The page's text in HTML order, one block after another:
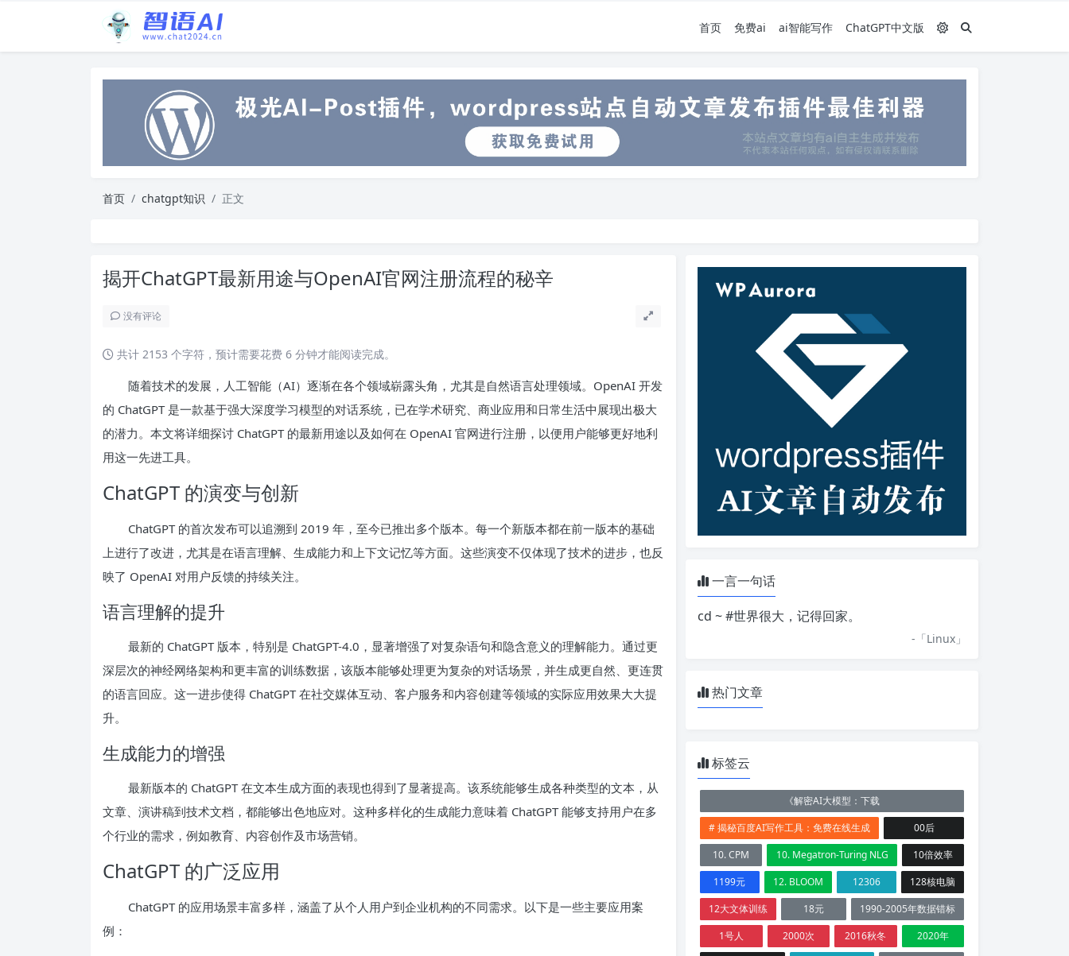
首页 免费ai ai智能写作 ChatGPT中文版
首页 chatgpt知识 正文
揭开ChatGPT最新用途与OpenAI官网注册流程的秘辛
没有评论
共计 2153 个字符，预计需要花费 6 分钟才能阅读完成。
随着技术的发展，人工智能（AI）逐渐在各个领域崭露头角，尤其是自然语言处理领域。OpenAI 开发
的 ChatGPT 是一款基于强大深度学习模型的对话系统，已在学术研究、商业应用和日常生活中展现出极大
的潜力。本文将详细探讨 ChatGPT 的最新用途以及如何在 OpenAI 官网进行注册，以便用户能够更好地利
用这一先进工具。
ChatGPT 的演变与创新
ChatGPT 的首次发布可以追溯到 2019 年，至今已推出多个版本。每一个新版本都在前一版本的基础
上进行了改进，尤其是在语言理解、生成能力和上下文记忆等方面。这些演变不仅体现了技术的进步，也反
映了 OpenAI 对用户反馈的持续关注。
语言理解的提升
最新的 ChatGPT 版本，特别是 ChatGPT-4.0，显著增强了对复杂语句和隐含意义的理解能力。通过更
深层次的神经网络架构和更丰富的训练数据，该版本能够处理更为复杂的对话场景，并生成更自然、更连贯
的语言回应。这一进步使得 ChatGPT 在社交媒体互动、客户服务和内容创建等领域的实际应用效果大大提
升。
生成能力的增强
最新版本的 ChatGPT 在文本生成方面的表现也得到了显著提高。该系统能够生成各种类型的文本，从
文章、演讲稿到技术文档，都能够出色地应对。这种多样化的生成能力意味着 ChatGPT 能够支持用户在多
个行业的需求，例如教育、内容创作及市场营销。
ChatGPT 的广泛应用
ChatGPT 的应用场景丰富多样，涵盖了从个人用户到企业机构的不同需求。以下是一些主要应用案
例：
一言一句话
cd ~ #世界很大，记得回家。
-「Linux 」
热门文章
标签云
《解密AI大模型：下载
# 揭秘百度AI写作工具：免费在线生成
00后
10. CPM
10. Megatron-Turing NLG
10倍效率
1199元
12. BLOOM 12306
128核电脑
12大文体训练
18元
1990-2005年数据错标
1号人
2000次 2016秋冬
2020年